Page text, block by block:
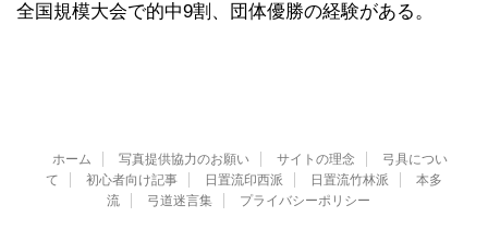
全国規模大会で的中9割、団体優勝の経験がある。
ホーム 写真提供協力のお願い サイトの理念
弓具につい
て
初心者向け記事 日置流印西派 日置流竹林派
本多
流
弓道迷言集 プライバシーポリシー